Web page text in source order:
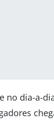
no dia-a-